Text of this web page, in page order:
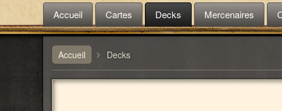
Accueil Cartes Decks Mercenaires
Accueil › Decks